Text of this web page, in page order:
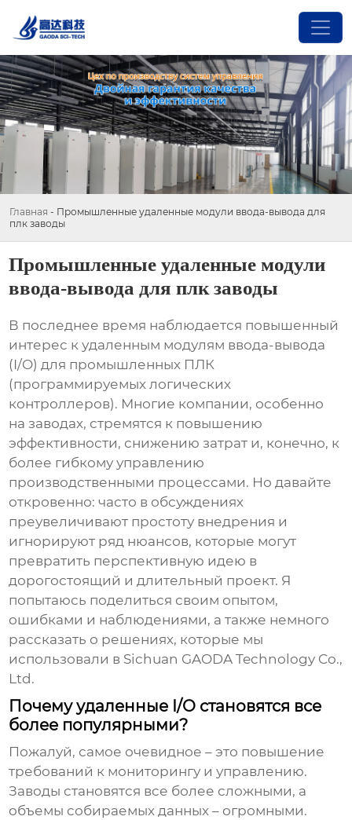
Главная - Промышленные удаленные модули ввода-вывода для
плк заводы
Промышленные удаленные модули
ввода-вывода для плк заводы
В последнее время наблюдается повышенный
интерес к удаленным модулям ввода-вывода
(I/O) для промышленных ПЛК
(программируемых логических
контроллеров). Многие компании, особенно
на заводах, стремятся к повышению
эффективности, снижению затрат и, конечно, к
более гибкому управлению
производственными процессами. Но давайте
откровенно: часто в обсуждениях
преувеличивают простоту внедрения и
игнорируют ряд нюансов, которые могут
превратить перспективную идею в
дорогостоящий и длительный проект. Я
попытаюсь поделиться своим опытом,
ошибками и наблюдениями, а также немного
рассказать о решениях, которые мы
использовали в Sichuan GAODA Technology Co.,
Ltd.
Почему удаленные I/O становятся все
более популярными?
Пожалуй, самое очевидное – это повышение
требований к мониторингу и управлению.
Заводы становятся все более сложными, а
объемы собираемых данных – огромными.